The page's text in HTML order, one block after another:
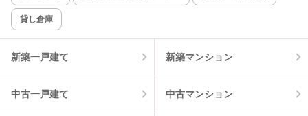
該当件数:
6
貸し倉庫
新築一戸建て 新築マンション
中古一戸建て 中古マンション